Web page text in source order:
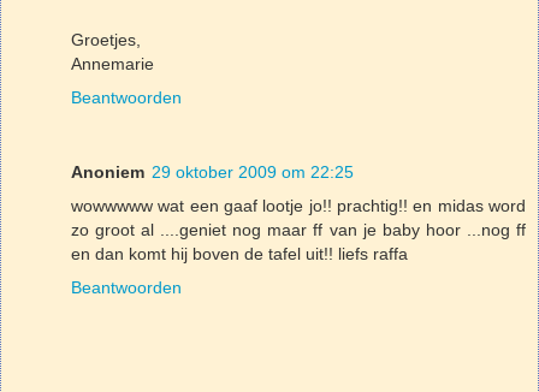
Groetjes,
Annemarie
Beantwoorden
Anoniem 29 oktober 2009 om 22:25
wowwwww wat een gaaf lootje jo!! prachtig!! en midas word
zo groot al ....geniet nog maar ff van je baby hoor ...nog ff
en dan komt hij boven de tafel uit!! liefs raffa
Beantwoorden